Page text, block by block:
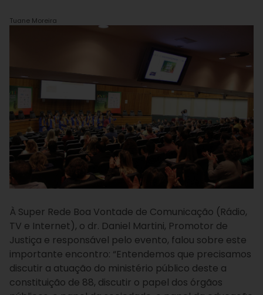
Tuane Moreira
À Super Rede Boa Vontade de Comunicação (Rádio,
TV e Internet), o dr. Daniel Martini, Promotor de
Justiça e responsável pelo evento, falou sobre este
importante encontro: “Entendemos que precisamos
discutir a atuação do ministério público deste a
constituição de 88, discutir o papel dos órgãos